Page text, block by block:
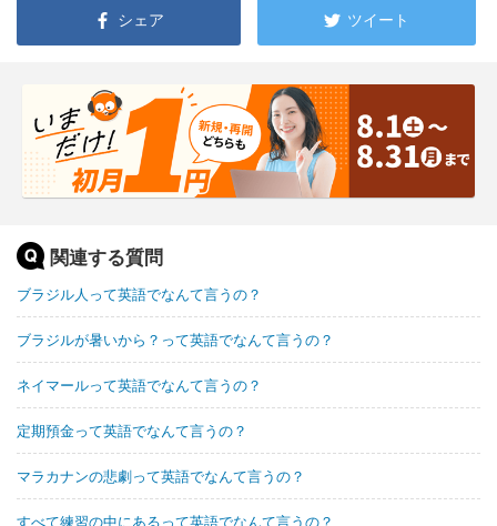
シェア ツイート
関連する質問
ブラジル人って英語でなんて言うの？
ブラジルが暑いから？って英語でなんて言うの？
ネイマールって英語でなんて言うの？
定期預金って英語でなんて言うの？
マラカナンの悲劇って英語でなんて言うの？
すべて練習の中にあるって英語でなんて言うの？